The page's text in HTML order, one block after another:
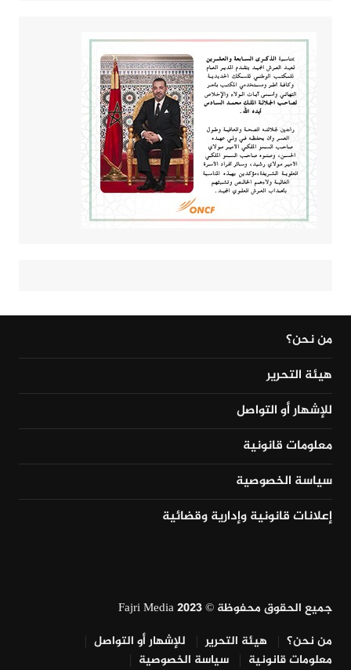
من نحن؟
هيئة التحرير
للإشهار أو التواصل
معلومات قانونية
سياسة الخصوصية
إعلانات قانونية وإدارية وقضائية
جميع الحقوق محفوظة © Fajri Media 2023
من نحن؟
هيئة التحرير
للإشهار أو التواصل
معلومات قانونية
سياسة الخصوصية